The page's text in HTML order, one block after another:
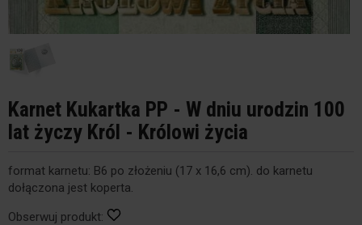
Karnet Kukartka PP - W dniu urodzin 100
lat życzy Król - Królowi życia
format karnetu: B6 po złożeniu (17 x 16,6 cm). do karnetu
dołączona jest koperta.
Obserwuj produkt: